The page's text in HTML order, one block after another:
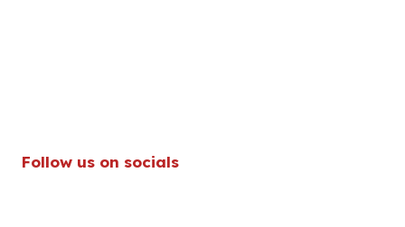
Follow us on socials